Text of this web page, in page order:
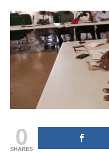
0
SHARES